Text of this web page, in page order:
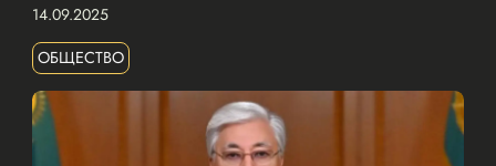
14.09.2025
ОБЩЕСТВО